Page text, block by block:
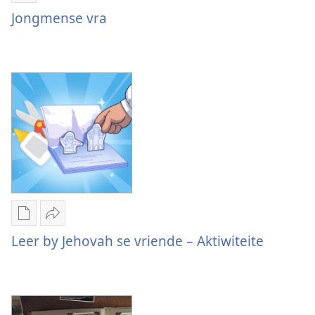
Jongmense
vra
Jongmense vra
Aflaai-
opsies
Deel
Leer
by
vriende
Leer by Jehovah se vriende – Aktiwiteite